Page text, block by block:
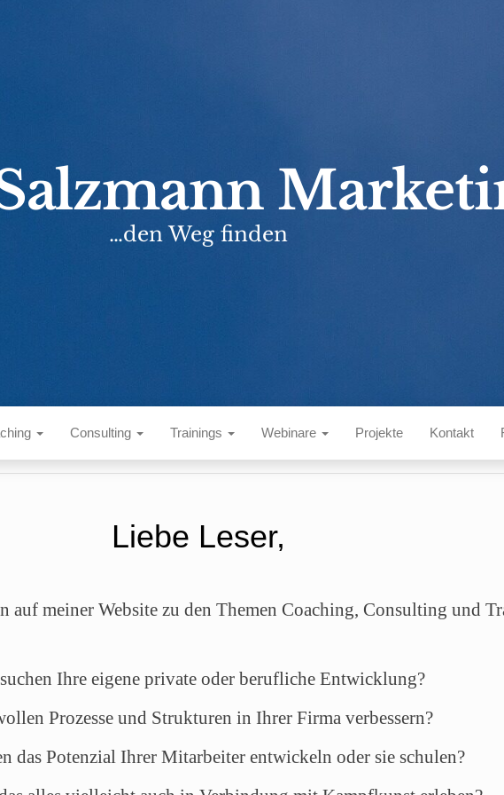
…den Weg finden
Consulting Trainings Webinare Projekte Kontakt
Liebe Leser,
auf meiner Website zu den Themen Coaching, Consulting und
Ihre eigene private oder berufliche Entwicklung?
Prozesse und Strukturen in Ihrer Firma verbessern?
das Potenzial Ihrer Mitarbeiter entwickeln oder sie schulen?